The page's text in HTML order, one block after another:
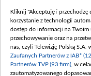
Procedura
Kliknij "Akceptuję i przechodzę
korzystanie z technologii
dostęp do informacji na
przechowywanie oraz na
nas, czyli Telewizję Polską S.A.
Zaufanych Partnerów z IAB*
Partnerów TVP (93 firm) , w
zautomatyzowanego